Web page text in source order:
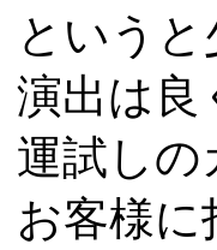
という
演出は
運試しの
お客様